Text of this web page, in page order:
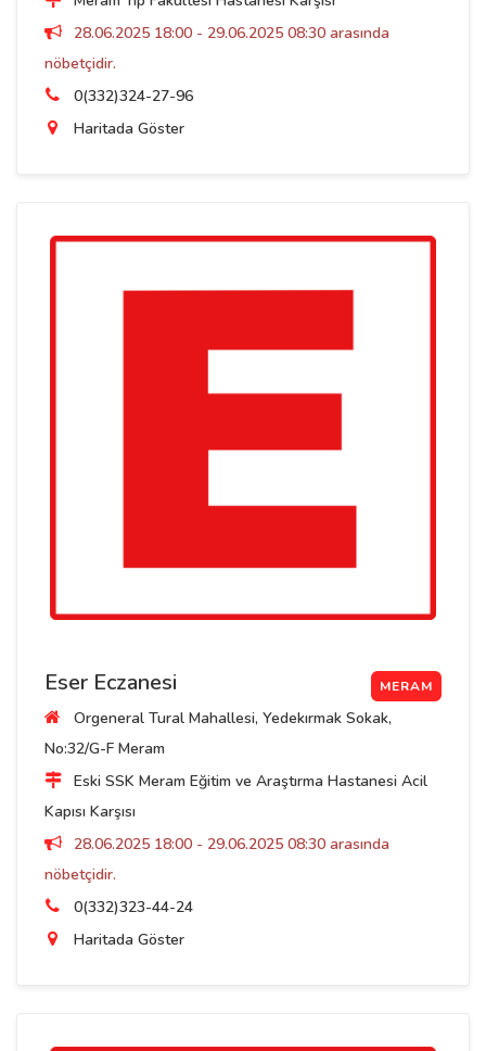
28.06.2025 18:00 - 29.06.2025 08:30 arasında
nöbetçidir.
0(332)324-27-96
Haritada Göster
Eser Eczanesi MERAM
Orgeneral Tural Mahallesi, Yedekırmak Sokak,
No:32/G-F Meram
Eski SSK Meram Eğitim ve Araştırma Hastanesi Acil
Kapısı Karşısı
28.06.2025 18:00 - 29.06.2025 08:30 arasında
nöbetçidir.
0(332)323-44-24
Haritada Göster